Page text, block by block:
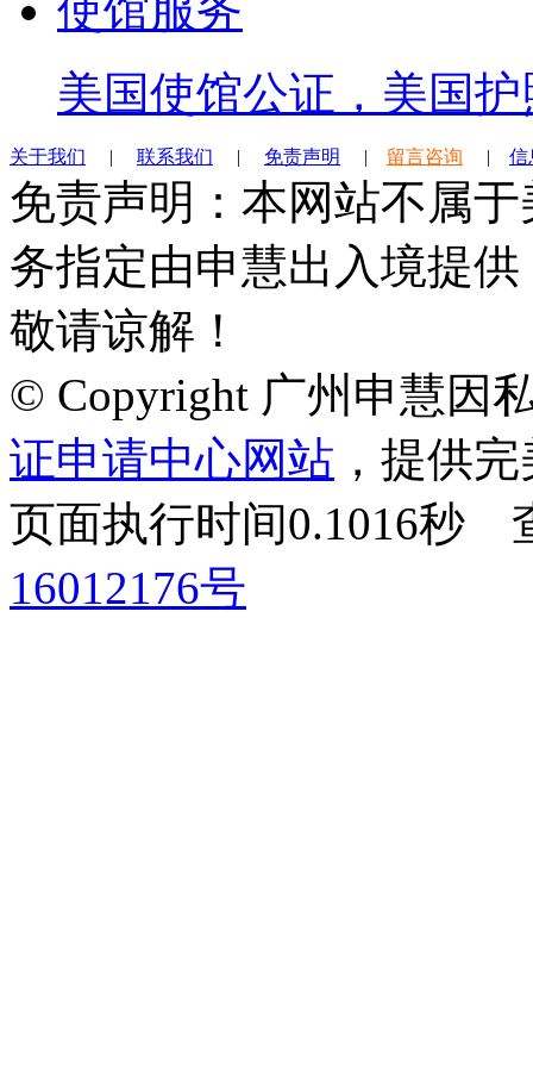
美国使馆公证，美国
关于我们 | 联系我们 | 免责声明 | 留言咨询 | 信
免责声明：本网站不属
务指定由申慧出入境提
敬请谅解！
© Copyright 广州申慧因
证申请中心网站 ，提供
页面执行时间0.1016
16012176号